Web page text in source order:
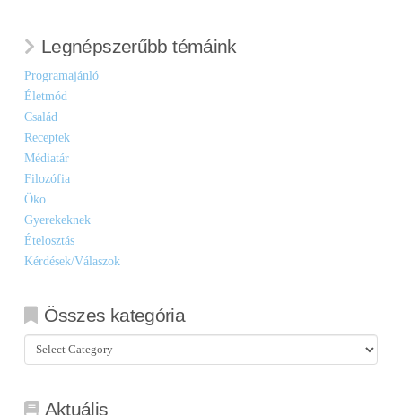
Legnépszerűbb témáink
Programajánló
Életmód
Család
Receptek
Médiatár
Filozófia
Öko
Gyerekeknek
Ételosztás
Kérdések/Válaszok
Összes kategória
Összes
kategória
Aktuális